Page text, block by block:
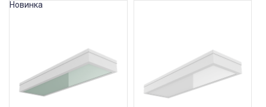
Новинка